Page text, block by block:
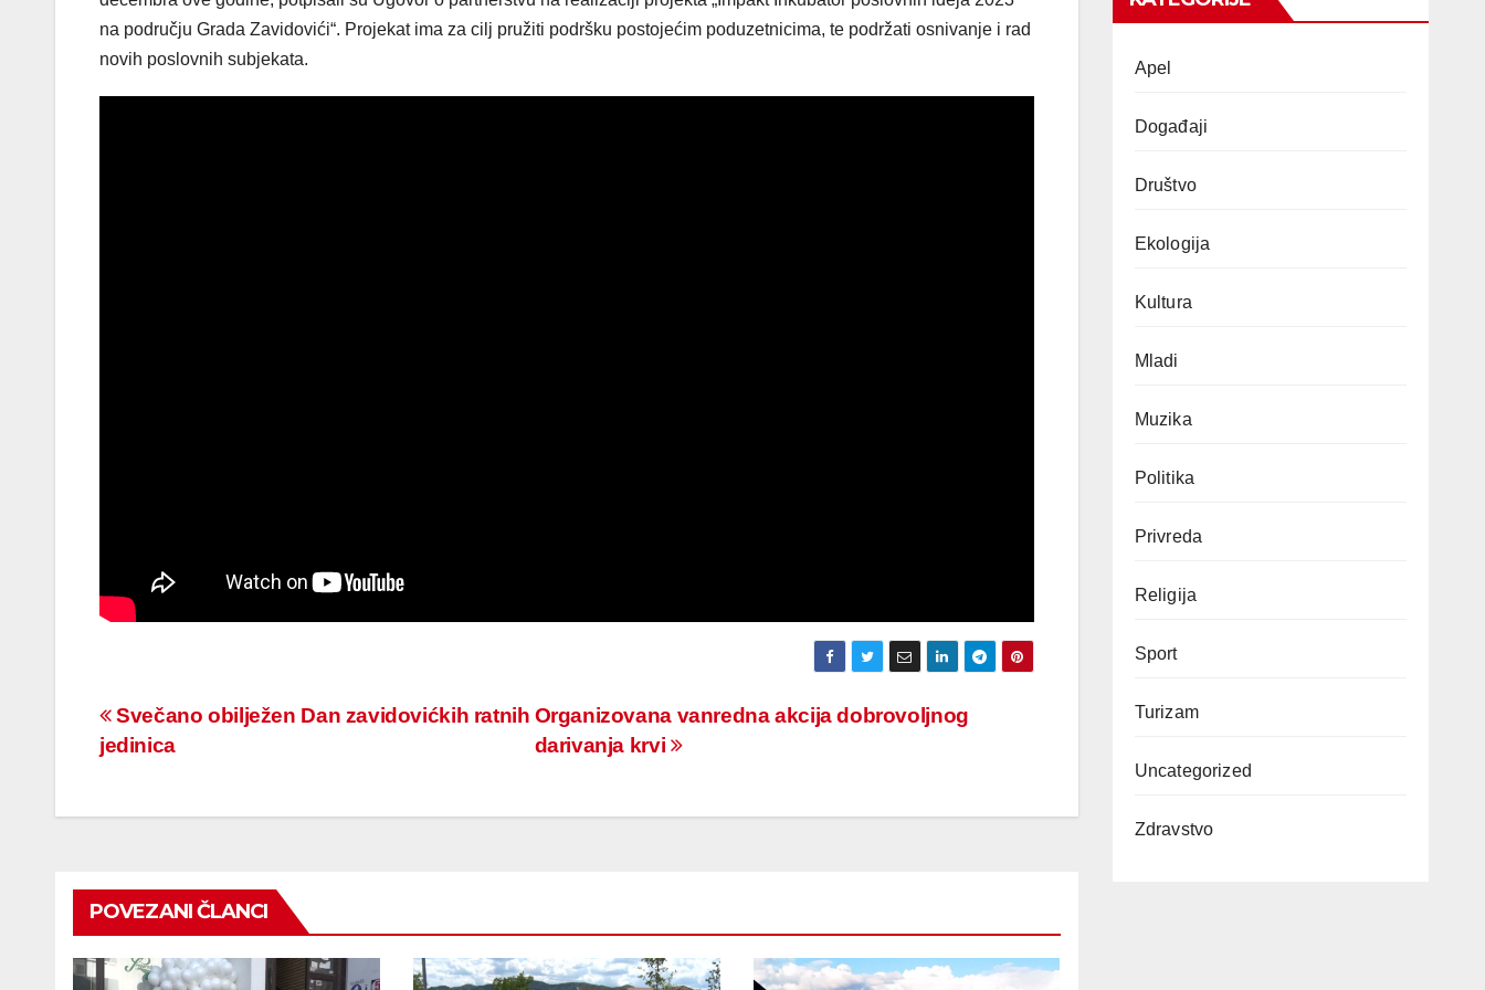
na području Grada Zavidovići“. Projekat ima za cilj pružiti podršku postojećim poduzetnicima, te podržati osnivanje i rad
novih poslovnih subjekata.
Navigacija
članaka
Organizovana vanredna akcija dobrovoljnog
darivanja krvi
Svečano obilježen Dan zavidovićkih ratnih
jedinica
POVEZANI ČLANCI
Apel
Događaji
Društvo
Ekologija
Kultura
Mladi
Muzika
Politika
Privreda
Religija
Sport
Turizam
Uncategorized
Zdravstvo